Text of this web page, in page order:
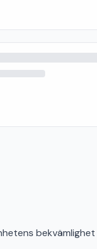
bekvämlighet